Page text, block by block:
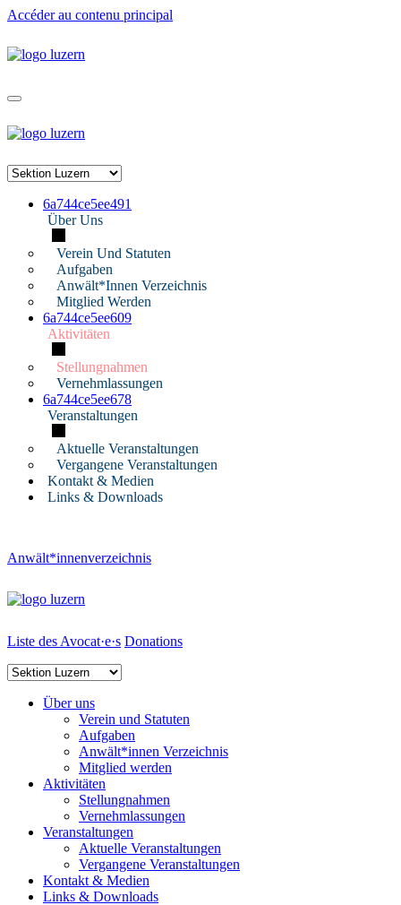
Accéder au contenu principal
6a744ce5ee491
Über Uns
Verein Und Statuten
Aufgaben
Anwält*innen Verzeichnis
Mitglied Werden
6a744ce5ee609
Aktivitäten
Stellungnahmen
Vernehmlassungen
6a744ce5ee678
Veranstaltungen
Aktuelle Veranstaltungen
Vergangene Veranstaltungen
Kontakt & Medien
Links & Downloads
Anwält*innenverzeichnis
Liste des Avocat·e·s Donations
Über uns
Verein und Statuten
Aufgaben
Anwält*innen Verzeichnis
Mitglied werden
Aktivitäten
Stellungnahmen
Vernehmlassungen
Veranstaltungen
Aktuelle Veranstaltungen
Vergangene Veranstaltungen
Kontakt & Medien
Links & Downloads